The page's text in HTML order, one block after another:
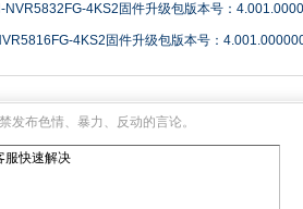
4KS2固件升级包版本号：
4KS2固件升级包版本号：
发布色情、暴力、反动的言论。